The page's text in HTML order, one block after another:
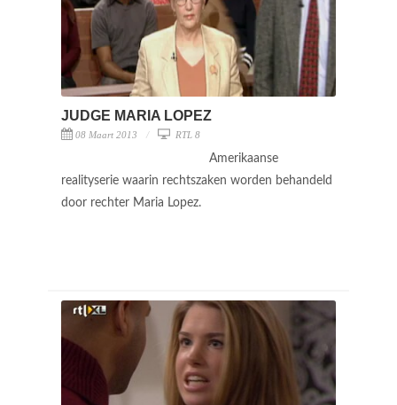
JUDGE MARIA LOPEZ
08 Maart 2013 RTL 8
Amerikaanse
realityserie waarin rechtszaken worden behandeld
door rechter Maria Lopez.